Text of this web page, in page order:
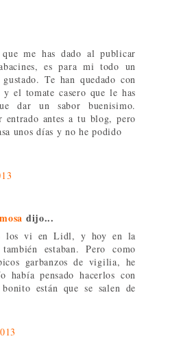
me has dado al publicar
es para mi todo un
Te han quedado con
el tomate casero que le has
dar un sabor buenisimo.
entrado antes a tu blog, pero
unos días y no he podido
dijo...
los vi en Lidl, y hoy en la
estaban. Pero como
garbanzos de vigilia, he
había pensado hacerlos con
están que se salen de